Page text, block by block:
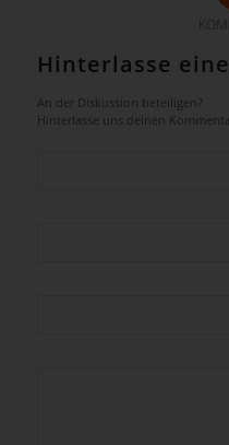
Hinterlasse
An der Diskussion beteiligen?
Hinterlasse uns deinen